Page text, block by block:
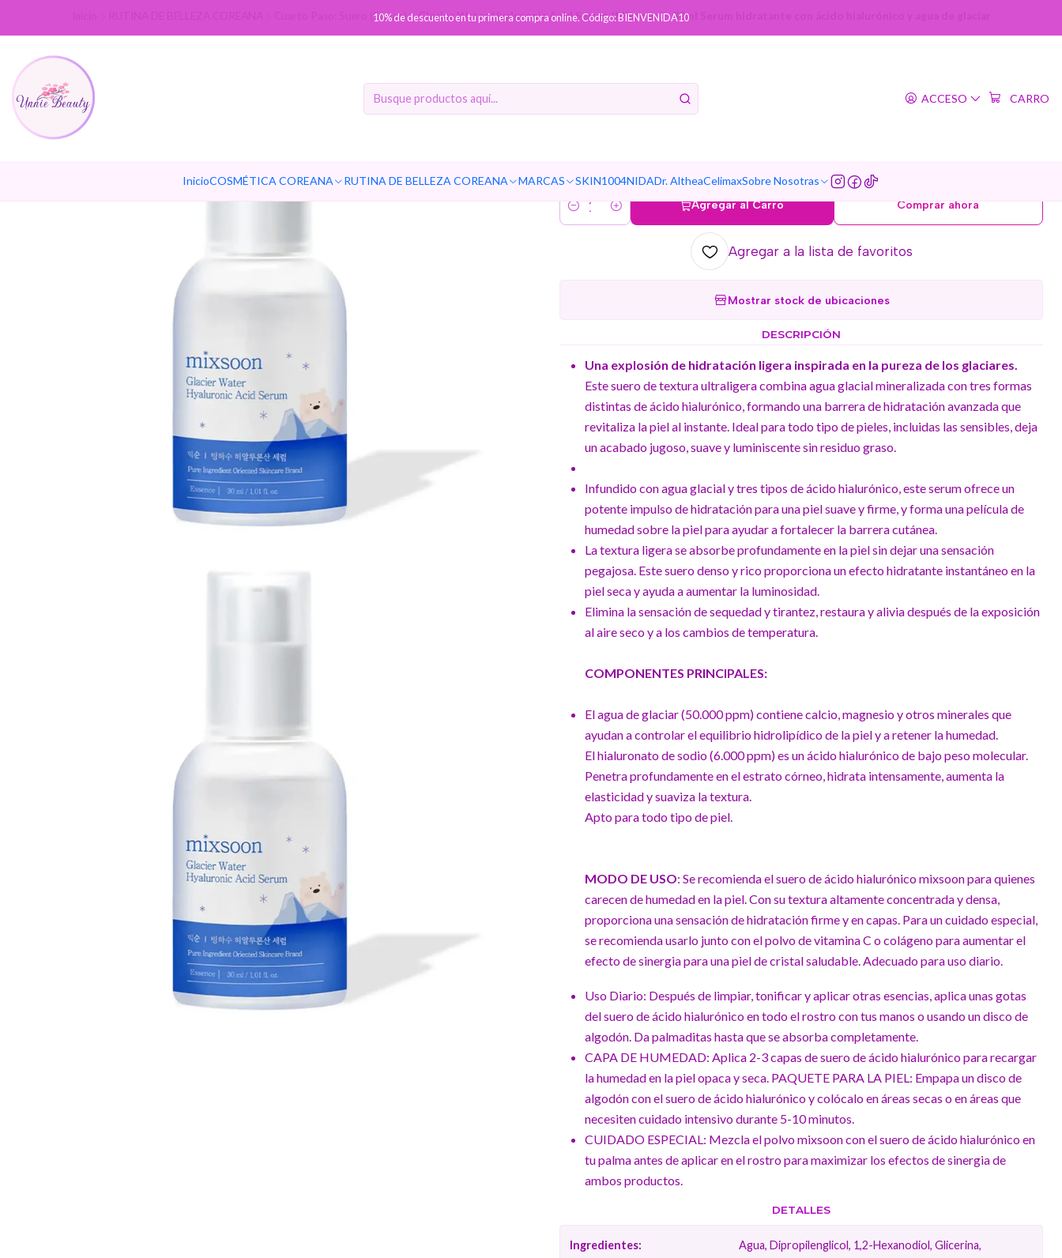
ACCESO CARRO
InicioCOSMÉTICA COREANA RUTINA DE BELLEZA COREANA MARCAS SKIN1004NIDADr. AltheaCelimaxSobre Nosotras
10% de descuento en tu primera compra online. Código: BIENVENIDA10
Cuarto Paso: Suero (Serum) Glacier Water Hyaluronic Acid Serum (Mixsoon) - 30ml Serum hidratante con ácido hialurónico y agua de glaciar
Glacier Water Hyaluronic Acid
Serum (Mixsoon) - 30ml Serum
agua de glaciar
Cantidad
Agregar al Carro Comprar ahora
Agregar a la lista de favoritos
Mostrar stock de ubicaciones
DESCRIPCIÓN
Una explosión de hidratación ligera inspirada en la pureza de los glaciares.
Este suero de textura ultraligera combina agua glacial mineralizada con tres formas
distintas de ácido hialurónico, formando una barrera de hidratación avanzada que
revitaliza la piel al instante. Ideal para todo tipo de pieles, incluidas las sensibles, deja
un acabado jugoso, suave y luminiscente sin residuo graso.
Infundido con agua glacial y tres tipos de ácido hialurónico, este serum ofrece un
potente impulso de hidratación para una piel suave y firme, y forma una película de
humedad sobre la piel para ayudar a fortalecer la barrera cutánea.
La textura ligera se absorbe profundamente en la piel sin dejar una sensación
pegajosa. Este suero denso y rico proporciona un efecto hidratante instantáneo en la
piel seca y ayuda a aumentar la luminosidad.
Elimina la sensación de sequedad y tirantez, restaura y alivia después de la exposición
al aire seco y a los cambios de temperatura.
COMPONENTES PRINCIPALES:
El agua de glaciar (50.000 ppm) contiene calcio, magnesio y otros minerales que
ayudan a controlar el equilibrio hidrolipídico de la piel y a retener la humedad.
El hialuronato de sodio (6.000 ppm) es un ácido hialurónico de bajo peso molecular.
Penetra profundamente en el estrato córneo, hidrata intensamente, aumenta la
elasticidad y suaviza la textura.
Apto para todo tipo de piel.
MODO DE USO: Se recomienda el suero de ácido hialurónico mixsoon para quienes
carecen de humedad en la piel. Con su textura altamente concentrada y densa,
proporciona una sensación de hidratación firme y en capas. Para un cuidado especial,
se recomienda usarlo junto con el polvo de vitamina C o colágeno para aumentar el
efecto de sinergia para una piel de cristal saludable. Adecuado para uso diario.
Uso Diario: Después de limpiar, tonificar y aplicar otras esencias, aplica unas gotas
del suero de ácido hialurónico en todo el rostro con tus manos o usando un disco de
algodón. Da palmaditas hasta que se absorba completamente.
CAPA DE HUMEDAD: Aplica 2-3 capas de suero de ácido hialurónico para recargar
la humedad en la piel opaca y seca. PAQUETE PARA LA PIEL: Empapa un disco de
algodón con el suero de ácido hialurónico y colócalo en áreas secas o en áreas que
necesiten cuidado intensivo durante 5-10 minutos.
CUIDADO ESPECIAL: Mezcla el polvo mixsoon con el suero de ácido hialurónico en
tu palma antes de aplicar en el rostro para maximizar los efectos de sinergia de
ambos productos.
DETALLES
Ingredientes:
Agua, Dipropilenglicol, 1,2-Hexanodiol, Glicerina,